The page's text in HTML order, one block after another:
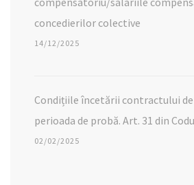
concedierilor colective
14/12/2025
Condițiile încetării contractului de
perioada de probă. Art. 31 din
02/02/2025